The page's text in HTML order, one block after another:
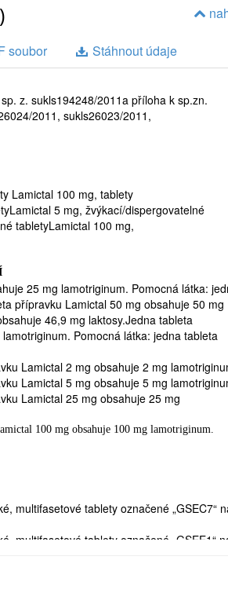
užíván samostatně, nebo s jinými přípravky,
být také užíván s jinými přípravky k léčbě
onemocnění, které se nazývá Lennox-
podávat s jinými přípravky, které léčí tyto
léčbě epileptických záchvatů nazývaných
změny nálad s obdobím mánie
období deprese (hluboký smutek nebo
u bipolární poruchy se dospělým od 18 let
přípravky. Není ještě známo, jak v těchto
ZAČNETE LAMICTAL UŽÍVAT
lamotrigin nebo na kteroukoli další
6).
lékaře
začnete užívat přípravek
přípravku k léčbě bipolární poruchy
rozvinula meningitida(přečtěte si
Další nežádoucí účinky)
soubor Stáhnout údaje
z. sukls194248/2011a příloha k sp.zn.
2011, sukls26023/2011,
Lamictal 100 mg, tablety
5 mg, žvýkací/dispergovatelné
tabletyLamictal 100 mg,
25 mg lamotriginum. Pomocná látka:
přípravku Lamictal 50 mg obsahuje 50 mg
46,9 mg laktosy.Jedna tableta
Pomocná látka: jedna tableta
Lamictal 2 mg obsahuje 2 mg
Lamictal 5 mg obsahuje 5 mg
Lamictal 25 mg obsahuje 25 mg
100 mg obsahuje 100 mg lamotriginum.
multifasetové tablety označené „GSEC7“
multifasetové tablety označené „GSEE1“